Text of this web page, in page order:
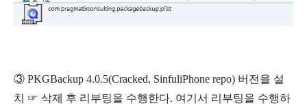
③ PKGBackup 4.0.5(Cracked, SinfuliPhone repo) 버전을 설
치 ☞ 삭제 후 리부팅을 수행한다. 여기서 리부팅을 수행하